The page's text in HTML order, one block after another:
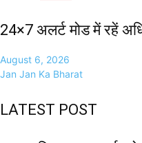
24×7 अलर्ट मोड में रहें
August 6, 2026
Jan Jan Ka Bharat
LATEST POST